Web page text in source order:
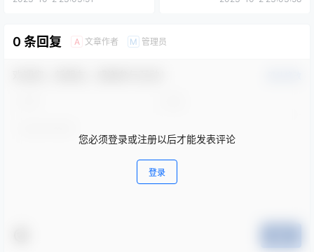
0 条回复 A 文章作者 M 管理员
您必须登录或注册以后才能发表评论
登录